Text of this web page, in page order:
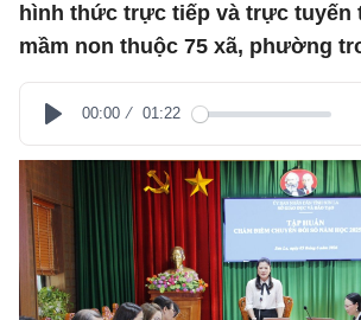
hình thức trực tiếp và trực tuyến
mầm non thuộc 75 xã, phường
Play
00:00 01:22